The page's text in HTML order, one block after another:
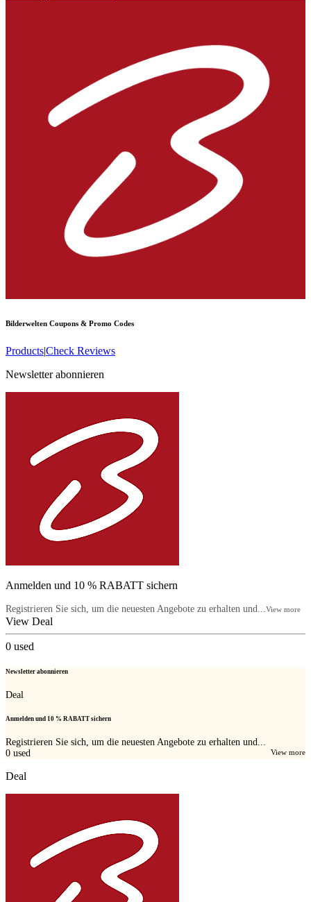
Bilderwelten Coupons & Promo Codes
Products|Check Reviews
Newsletter abonnieren
Anmelden und 10 % RABATT sichern
Registrieren Sie sich, um die neuesten Angebote zu erhalten und...View more
View Deal
0 used
Newsletter abonnieren
Deal
Anmelden und 10 % RABATT sichern
Registrieren Sie sich, um die neuesten Angebote zu erhalten und...
View more
0 used
Deal